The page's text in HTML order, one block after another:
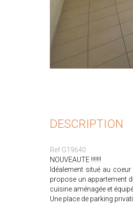
DESCRIPTION
Ref G19640
NOUVEAUTE !!!!!!!
Idéalement situé au
propose un appartement
cuisine aménagée et
Une place de parking